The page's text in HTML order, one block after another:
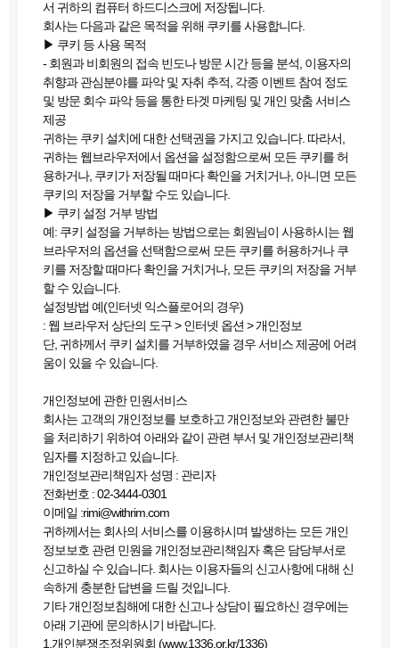
서 귀하의 컴퓨터 하드디스크에 저장됩니다.
회사는 다음과 같은 목적을 위해 쿠키를 사용합니다.
▶ 쿠키 등 사용 목적
- 회원과 비회원의 접속 빈도나 방문 시간 등을 분석, 이용자의
취향과 관심분야를 파악 및 자취 추적, 각종 이벤트 참여 정도
및 방문 회수 파악 등을 통한 타겟 마케팅 및 개인 맞춤 서비스
제공
귀하는 쿠키 설치에 대한 선택권을 가지고 있습니다. 따라서,
귀하는 웹브라우저에서 옵션을 설정함으로써 모든 쿠키를 허
용하거나, 쿠키가 저장될 때마다 확인을 거치거나, 아니면 모든
쿠키의 저장을 거부할 수도 있습니다.
▶ 쿠키 설정 거부 방법
예: 쿠키 설정을 거부하는 방법으로는 회원님이 사용하시는 웹
브라우저의 옵션을 선택함으로써 모든 쿠키를 허용하거나 쿠
키를 저장할 때마다 확인을 거치거나, 모든 쿠키의 저장을 거부
할 수 있습니다.
설정방법 예(인터넷 익스플로어의 경우)
: 웹 브라우저 상단의 도구 > 인터넷 옵션 > 개인정보
단, 귀하께서 쿠키 설치를 거부하였을 경우 서비스 제공에 어려
움이 있을 수 있습니다.
개인정보에 관한 민원서비스
회사는 고객의 개인정보를 보호하고 개인정보와 관련한 불만
을 처리하기 위하여 아래와 같이 관련 부서 및 개인정보관리책
임자를 지정하고 있습니다.
개인정보관리책임자 성명 : 관리자
전화번호 : 02-3444-0301
이메일 :rimi@withrim.com
귀하께서는 회사의 서비스를 이용하시며 발생하는 모든 개인
정보보호 관련 민원을 개인정보관리책임자 혹은 담당부서로
신고하실 수 있습니다. 회사는 이용자들의 신고사항에 대해 신
속하게 충분한 답변을 드릴 것입니다.
기타 개인정보침해에 대한 신고나 상담이 필요하신 경우에는
아래 기관에 문의하시기 바랍니다.
1.개인분쟁조정위원회 (www.1336.or.kr/1336)